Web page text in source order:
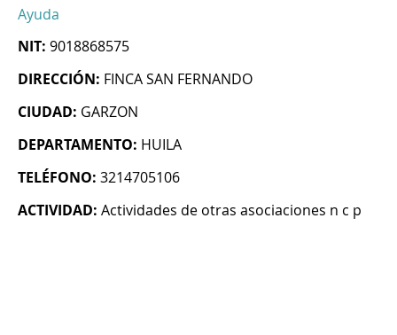
Ayuda
NIT: 9018868575
DIRECCIÓN: FINCA SAN FERNANDO
CIUDAD: GARZON
DEPARTAMENTO: HUILA
TELÉFONO: 3214705106
ACTIVIDAD: Actividades de otras asociaciones n c p